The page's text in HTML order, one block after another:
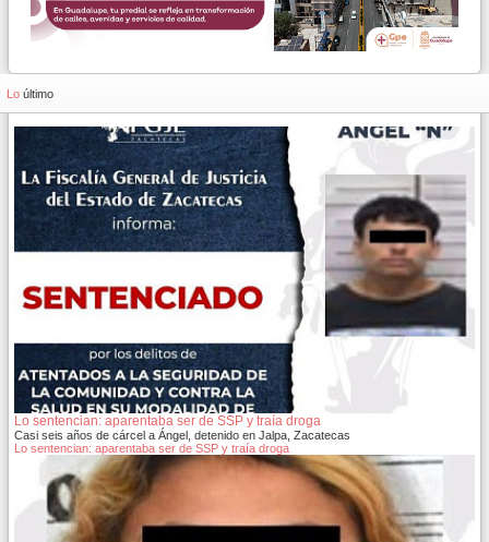
Lo último
Lo sentencian: aparentaba ser de SSP y traía droga
Casi seis años de cárcel a Ángel, detenido en Jalpa, Zacatecas
Lo sentencian: aparentaba ser de SSP y traía droga